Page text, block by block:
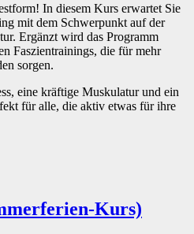
In diesem Kurs erwartet Sie
mit dem Schwerpunkt auf der
Ergänzt wird das Programm
Faszientrainings, die für mehr
sorgen.
eine kräftige Muskulatur und ein
für alle, die aktiv etwas für ihre
Kurs)